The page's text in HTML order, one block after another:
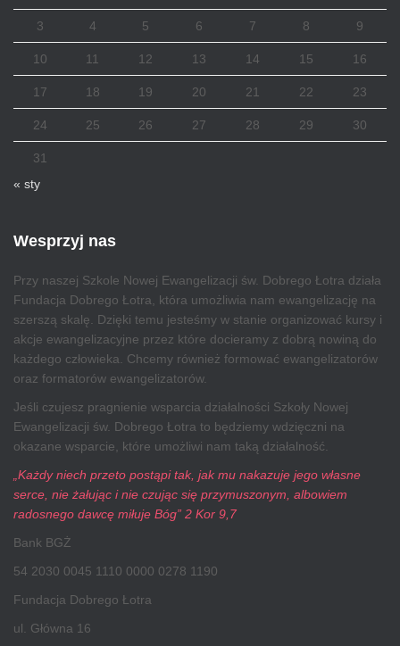
3 4 5 6 7 8 9
10 11 12 13 14 15 16
17 18 19 20 21 22 23
24 25 26 27 28 29 30
31
« sty
Wesprzyj nas
Przy naszej Szkole Nowej Ewangelizacji św. Dobrego Łotra działa
Fundacja Dobrego Łotra, która umożliwia nam ewangelizację na
szerszą skalę. Dzięki temu jesteśmy w stanie organizować kursy i
akcje ewangelizacyjne przez które docieramy z dobrą nowiną do
każdego człowieka. Chcemy również formować ewangelizatorów
oraz formatorów ewangelizatorów.
Jeśli czujesz pragnienie wsparcia działalności Szkoły Nowej
Ewangelizacji św. Dobrego Łotra to będziemy wdzięczni na
okazane wsparcie, które umożliwi nam taką działalność.
„Każdy niech przeto postąpi tak, jak mu nakazuje jego własne
serce, nie żałując i nie czując się przymuszonym, albowiem
radosnego dawcę miłuje Bóg” 2 Kor 9,7
Bank BGŻ
54 2030 0045 1110 0000 0278 1190
Fundacja Dobrego Łotra
ul. Główna 16